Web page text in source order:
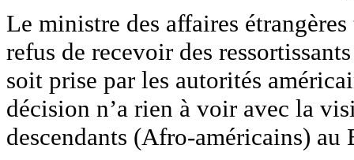
Le ministre des affaires
refus de recevoir des
soit prise par les autorités
décision n’a rien à voir avec la
descendants (Afro-américains) au